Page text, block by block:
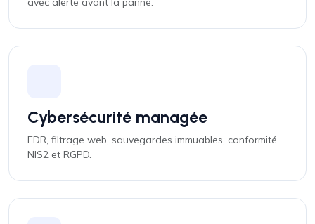
Cybersécurité managée
EDR, filtrage web, sauvegardes immuables, conformité
NIS2 et RGPD.